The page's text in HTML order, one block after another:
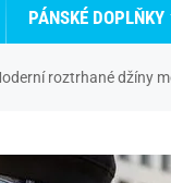
PÁNSKÉ DOPLŇKY
roztrhané džíny